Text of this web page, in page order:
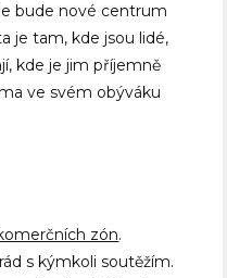
bude nové centrum
je tam, kde jsou lidé,
kde je jim příjemně
ve svém obýváku
zón.
s kýmkoli soutěžím.